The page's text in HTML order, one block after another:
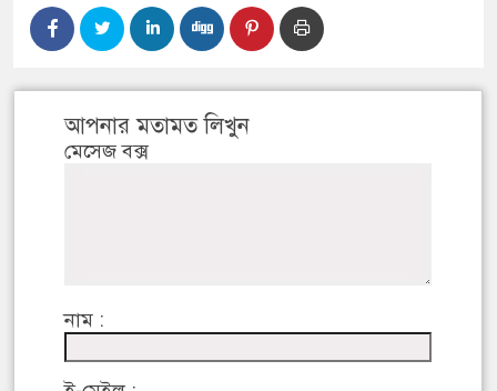
আপনার মতামত লিখুন
মেসেজ বক্স
নাম :